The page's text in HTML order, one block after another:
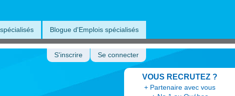
Blogue d'Emplois spécialisés
VOUS RECRUTEZ ?
+ Partenaire avec vous
S'inscrire Se connecter